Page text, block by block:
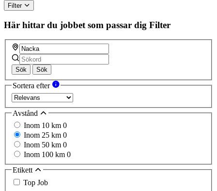
Filter
Här hittar du jobbet som passar dig Filter
Sök Sök
Sortera efter
Avstånd
Inom 10 km 0
Inom 25 km 0
Inom 50 km 0
Inom 100 km 0
Etikett
Top Job